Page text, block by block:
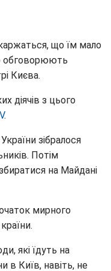
що їм мало
обговорюють
Києва.
діячів з цього
.
зібралося
Потім
на Майдані
мирного
які їдуть на
в Київ, навіть, не